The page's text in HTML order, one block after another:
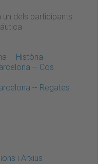
dels participants
-- Història
-- Cos
-- Regates
i Arxius